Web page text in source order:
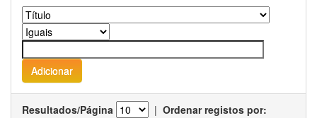
Resultados/Página | Ordenar registos por: